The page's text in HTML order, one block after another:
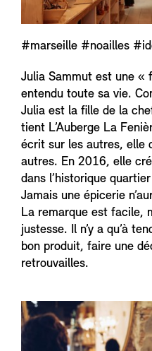
#marseille #noailles
Julia Sammut est une «
entendu toute sa vie.
Julia est la fille de la
tient L’Auberge La
écrit sur les autres, elle
autres. En 2016, elle
dans l’historique
Jamais une épicerie
La remarque est facile,
justesse. Il n’y a qu’à
bon produit, faire une
retrouvailles.